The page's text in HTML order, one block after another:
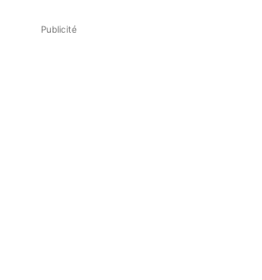
Publicité